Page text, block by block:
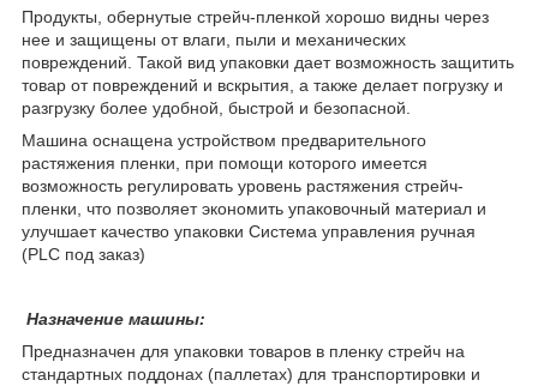
Продукты, обернутые стрейч-пленкой хорошо видны через
нее и защищены от влаги, пыли и механических
повреждений. Такой вид упаковки дает возможность защитить
товар от повреждений и вскрытия, а также делает погрузку и
разгрузку более удобной, быстрой и безопасной.
Машина оснащена устройством предварительного
растяжения пленки, при помощи которого имеется
возможность регулировать уровень растяжения стрейч-
пленки, что позволяет экономить упаковочный материал и
улучшает качество упаковки Система управления ручная
(PLC под заказ)
Назначение машины:
Предназначен для упаковки товаров в пленку стрейч на
стандартных поддонах (паллетах) для транспортировки и